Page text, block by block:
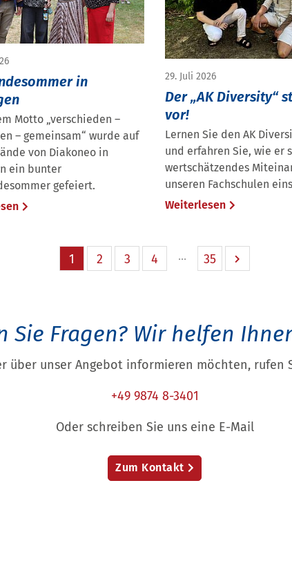
in
Motto „verschieden –
– gemeinsam“ wurde auf
von Diakoneo in
ein bunter
gefeiert.
29. Juli 2026
Der „AK Diversity“
vor!
Lernen Sie den AK
und erfahren Sie, wie er
wertschätzendes
unseren Fachschulen
Weiterlesen
1 2 3 4 35
Sie Fragen?Wir helfen
über unser Angebot informieren möchten, rufen
+49 9874 8-3401
Oder schreiben Sie uns eine E-Mail
Zum Kontakt